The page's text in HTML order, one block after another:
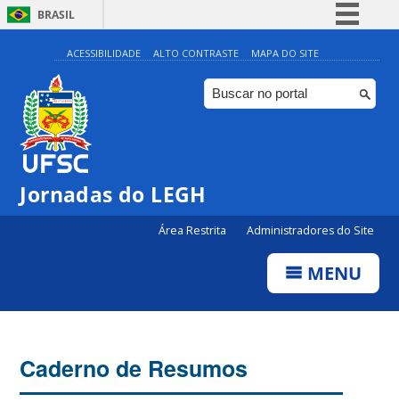
BRASIL
Simplifique!
Comunica BR
Participe
ACESSIBILIDADE ALTO CONTRASTE MAPA DO SITE
Jornadas do LEGH
Área Restrita Administradores do Site
MENU
Caderno de Resumos